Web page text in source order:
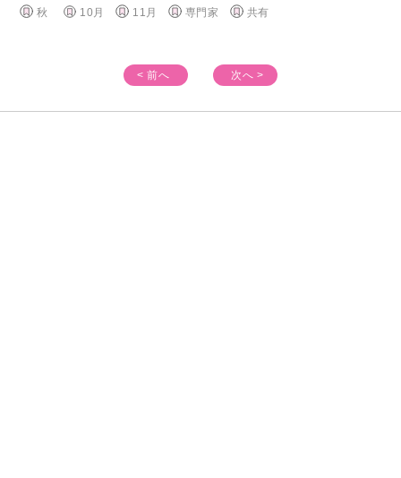
秋 10月 11月 専門家 共有
< 前へ 次へ >